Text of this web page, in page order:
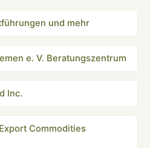
und mehr
e. V. Beratungszentrum
Inc.
Commodities